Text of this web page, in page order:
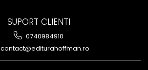
SUPORT CLIENTI
0740984910
contact@editurahoffman.ro